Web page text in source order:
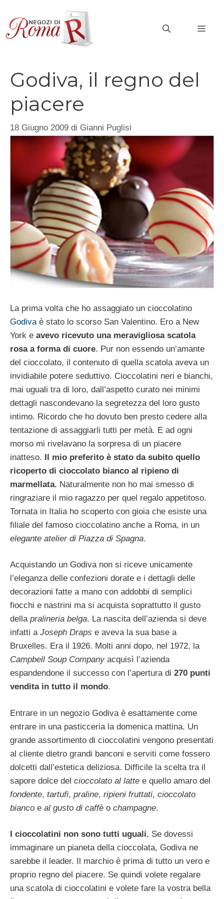
contenuto
Godiva, il regno del
piacere
18 Giugno 2009 di Gianni Puglisi
La prima volta che ho assaggiato un cioccolatino
Godiva è stato lo scorso San Valentino. Ero a New
York e avevo ricevuto una meravigliosa scatola
rosa a forma di cuore. Pur non essendo un’amante
del cioccolato, il contenuto di quella scatola aveva un
invidiabile potere seduttivo. Cioccolatini neri e bianchi,
mai uguali tra di loro, dall’aspetto curato nei minimi
dettagli nascondevano la segretezza del loro gusto
intimo. Ricordo che ho dovuto ben presto cedere alla
tentazione di assaggiarli tutti per metà. E ad ogni
morso mi rivelavano la sorpresa di un piacere
inatteso. Il mio preferito è stato da subito quello
ricoperto di cioccolato bianco al ripieno di
marmellata. Naturalmente non ho mai smesso di
ringraziare il mio ragazzo per quel regalo appetitoso.
Tornata in Italia ho scoperto con gioia che esiste una
filiale del famoso cioccolatino anche a Roma, in un
elegante atelier di Piazza di Spagna.
Acquistando un Godiva non si riceve unicamente
l’eleganza delle confezioni dorate e i dettagli delle
decorazioni fatte a mano con addobbi di semplici
fiocchi e nastrini ma si acquista soprattutto il gusto
della pralineria belga. La nascita dell’azienda si deve
infatti a Joseph Draps e aveva la sua base a
Bruxelles. Era il 1926. Molti anni dopo, nel 1972, la
Campbell Soup Company acquisì l’azienda
espandendone il successo con l’apertura di 270 punti
vendita in tutto il mondo.
Entrare in un negozio Godiva è esattamente come
entrare in una pasticceria la domenica mattina. Un
grande assortimento di cioccolatini vengono presentati
al cliente dietro grandi banconi e serviti come fossero
dolcetti dall’estetica deliziosa. Difficile la scelta tra il
sapore dolce del cioccolato al latte e quello amaro del
fondente, tartufi, praline, ripieni fruttati, cioccolato
bianco e al gusto di caffè o champagne.
I cioccolatini non sono tutti uguali. Se dovessi
immaginare un pianeta della cioccolata, Godiva ne
sarebbe il leader. Il marchio è prima di tutto un vero e
proprio regno del piacere. Se quindi volete regalare
una scatola di cioccolatini e volete fare la vostra bella